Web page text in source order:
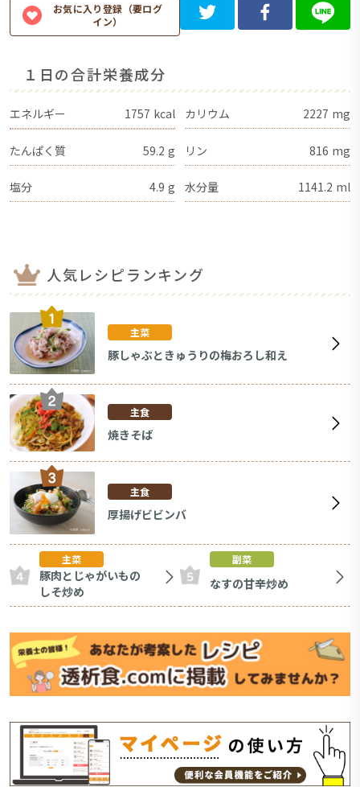
お気に入り登録（要ログ
イン）
１日の合計栄養成分
エネルギー 1757 kcal カリウム 2227 mg
たんぱく質 59.2 g リン 816 mg
塩分 4.9 g 水分量 1141.2 ml
人気レシピランキング
主菜
豚しゃぶときゅうりの梅おろし和え
主食
焼きそば
主食
厚揚げビビンバ
主菜
豚肉とじゃがいもの
しそ炒め
副菜
なすの甘辛炒め